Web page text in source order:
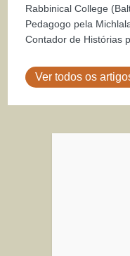
Rabbinical College
Pedagogo pela
Contador de Histórias
Ver todos os